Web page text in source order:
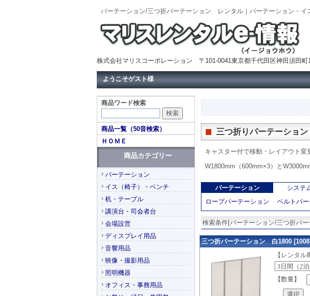
パーテーション/三つ折パーテーション レンタル｜パーテーション・イ
株式会社マリスコーポレーション 〒101-0041東京都千代田区神田須田町
ようこそゲスト様
三つ折りパーテーション
キャスター付で移動・レイアウト変
W1800mm（600mm×3）と
パーテーション システ
ロープパーテーション
ベルトパ
検索条件[パーテーション/三つ折パ
三つ折パーテーション 白1800
【レンタル
【数量】
商品ワード検索
商品一覧（50音検索）
ＨＯＭＥ
商品カテゴリー
パーテーション
イス（椅子）・ベンチ
机・テーブル
講演台・司会者台
会場設営
ディスプレイ用品
音響用品
映像・撮影用品
照明機器
オフィス・事務用品